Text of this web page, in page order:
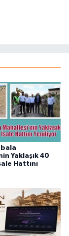
Yaklaşık 40
Hattını